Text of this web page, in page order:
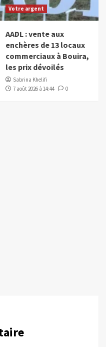
Votre argent
AADL : vente aux
enchères de 13 locaux
commerciaux à Bouira,
les prix dévoilés
Sabrina Khelifi
7 août 2026 à 14:44
0